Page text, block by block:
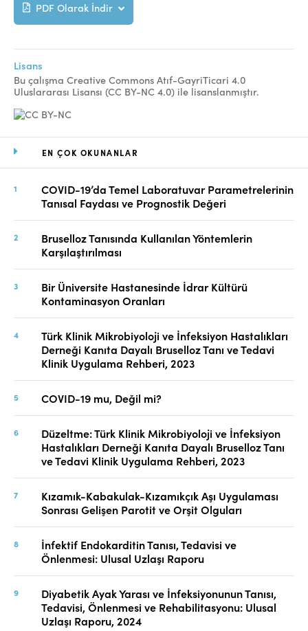
EN ÇOK OKUNANLAR
COVID-19’da Temel Laboratuvar Parametrelerinin
Tanısal Faydası ve Prognostik Değeri
Bruselloz Tanısında Kullanılan Yöntemlerin
Karşılaştırılması
Bir Üniversite Hastanesinde İdrar Kültürü
Kontaminasyon Oranları
Türk Klinik Mikrobiyoloji ve İnfeksiyon Hastalıkları
Derneği Kanıta Dayalı Bruselloz Tanı ve Tedavi
Klinik Uygulama Rehberi, 2023
COVID-19 mu, Değil mi?
Düzeltme: Türk Klinik Mikrobiyoloji ve İnfeksiyon
Hastalıkları Derneği Kanıta Dayalı Bruselloz Tanı
ve Tedavi Klinik Uygulama Rehberi, 2023
Kızamık-Kabakulak-Kızamıkçık Aşı Uygulaması
Sonrası Gelişen Parotit ve Orşit Olguları
İnfektif Endokarditin Tanısı, Tedavisi ve
Önlenmesi: Ulusal Uzlaşı Raporu
Diyabetik Ayak Yarası ve İnfeksiyonunun Tanısı,
Tedavisi, Önlenmesi ve Rehabilitasyonu: Ulusal
Uzlaşı Raporu, 2024
PDF Olarak İndir
Lisans
Bu çalışma Creative Commons Atıf-GayriTicari 4.0
Uluslararası Lisansı (CC BY-NC 4.0) ile lisanslanmıştır.